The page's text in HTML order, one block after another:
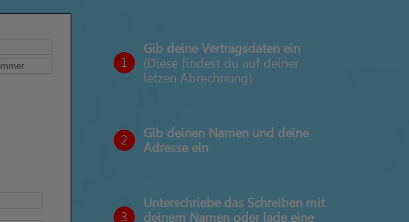
1
Gib deine Vertragsdaten ein
(Diese findest du auf deiner
letzen Abrechnung)
2
Gib deinen Namen und deine
Adresse ein
3
Unterschriebe das Schreiben mit
deinem Namen oder lade eine